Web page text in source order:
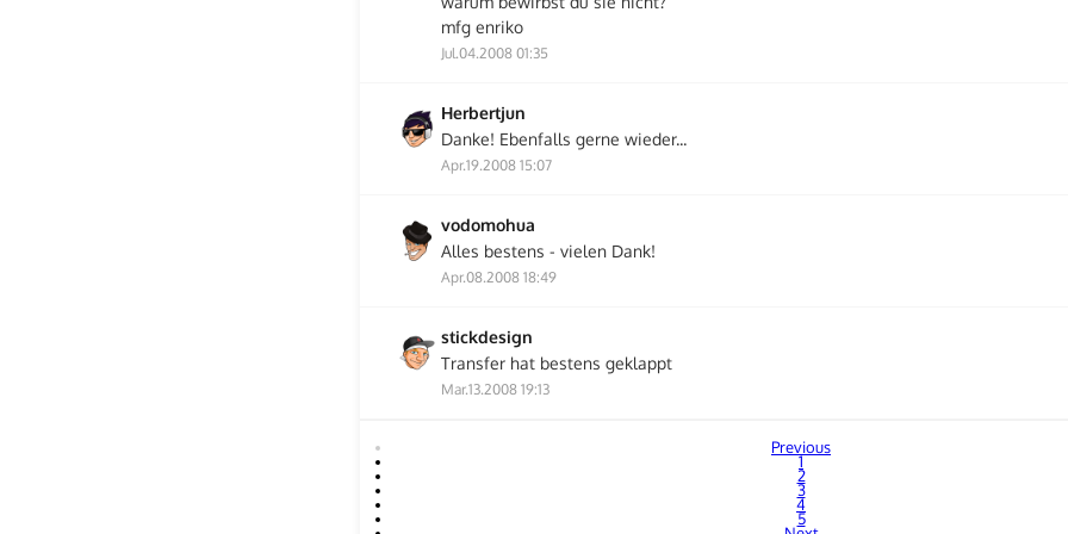
mfg enriko
Jul.04.2008 01:35
Herbertjun
Danke! Ebenfalls gerne wieder...
Apr.19.2008 15:07
vodomohua
Alles bestens - vielen Dank!
Apr.08.2008 18:49
stickdesign
Transfer hat bestens geklappt
Mar.13.2008 19:13
Previous
1
2
3
4
5